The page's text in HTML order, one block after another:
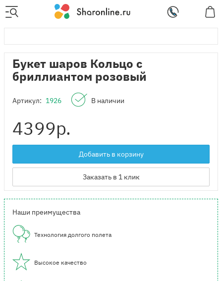
Букет шаров Кольцо с
бриллиантом розовый
Артикул: 1926 В наличии
4399р.
Добавить в корзину
Заказать в 1 клик
Наши преимущества
Технология долгого полета
Высокое качество